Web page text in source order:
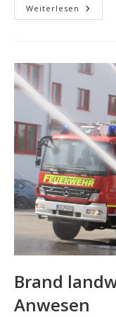
Weiterlesen Brand
Scheune
Brand
Anwesen